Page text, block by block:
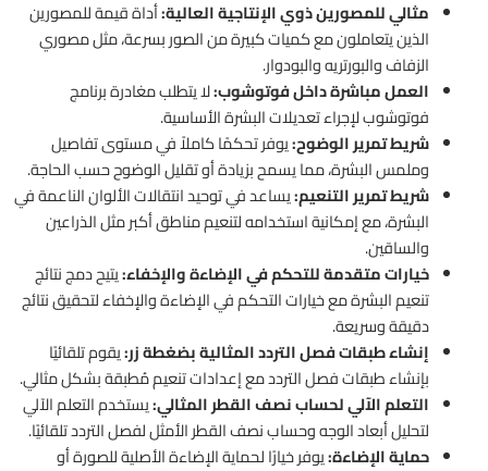
مثالي للمصورين ذوي الإنتاجية العالية:أداة قيمة للمصورين
الذين يتعاملون مع كميات كبيرة من الصور بسرعة، مثل مصوري
الزفاف والبورتريه والبودوار.
العمل مباشرة داخل فوتوشوب:لا يتطلب مغادرة برنامج
فوتوشوب لإجراء تعديلات البشرة الأساسية.
شريط تمرير الوضوح:يوفر تحكمًا كاملاً في مستوى تفاصيل
وملمس البشرة، مما يسمح بزيادة أو تقليل الوضوح حسب الحاجة.
شريط تمرير التنعيم:يساعد في توحيد انتقالات الألوان الناعمة في
البشرة، مع إمكانية استخدامه لتنعيم مناطق أكبر مثل الذراعين
والساقين.
خيارات متقدمة للتحكم في الإضاءة والإخفاء:يتيح دمج نتائج
تنعيم البشرة مع خيارات التحكم في الإضاءة والإخفاء لتحقيق نتائج
دقيقة وسريعة.
إنشاء طبقات فصل التردد المثالية بضغطة زر:يقوم تلقائيًا
بإنشاء طبقات فصل التردد مع إعدادات تنعيم مُطبقة بشكل مثالي.
التعلم الآلي لحساب نصف القطر المثالي:يستخدم التعلم الآلي
لتحليل أبعاد الوجه وحساب نصف القطر الأمثل لفصل التردد تلقائيًا.
حماية الإضاءة:يوفر خيارًا لحماية الإضاءة الأصلية للصورة أو